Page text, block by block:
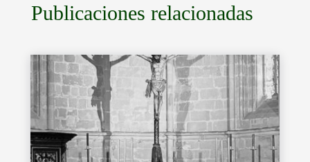
Publicaciones relacionadas